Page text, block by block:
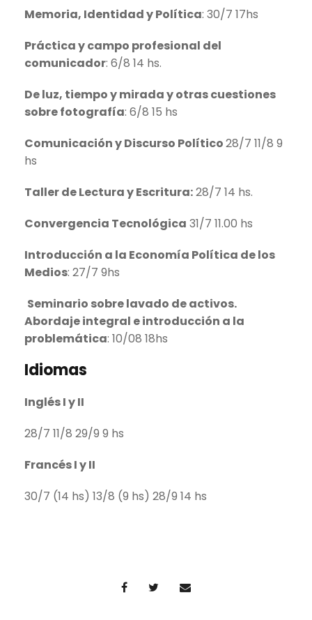
Memoria, Identidad y Política: 30/7 17hs
Práctica y campo profesional del
comunicador: 6/8 14 hs.
De luz, tiempo y mirada y otras cuestiones
sobre fotografía: 6/8 15 hs
Comunicación y Discurso Político28/7 11/8 9
hs
Taller de Lectura y Escritura:28/7 14 hs.
Convergencia Tecnológica 31/7 11.00 hs
Introducción a la Economía Política de los
Medios: 27/7 9hs
Seminario sobre lavado de activos.
Abordaje integral e introducción a la
problemática: 10/08 18hs
Idiomas
Inglés I y II
28/7 11/8 29/9 9 hs
Francés I y II
30/7 (14 hs) 13/8 (9 hs) 28/9 14 hs